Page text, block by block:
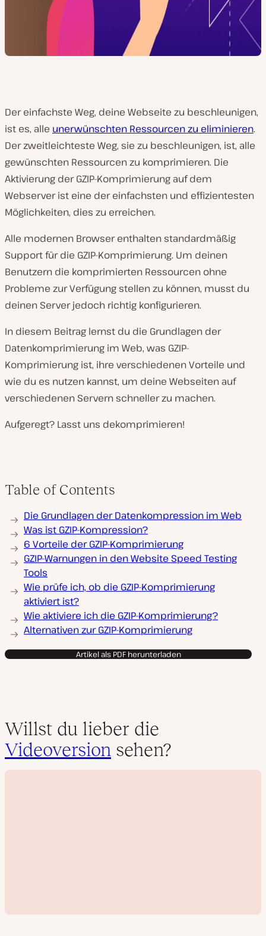
Der einfachste Weg, deine Webseite zu beschleunigen,
ist es, alle unerwünschten Ressourcen zu eliminieren.
Der zweitleichteste Weg, sie zu beschleunigen, ist, alle
gewünschten Ressourcen zu komprimieren. Die
Aktivierung der GZIP-Komprimierung auf dem
Webserver ist eine der einfachsten und effizientesten
Möglichkeiten, dies zu erreichen.
Alle modernen Browser enthalten standardmäßig
Support für die GZIP-Komprimierung. Um deinen
Benutzern die komprimierten Ressourcen ohne
Probleme zur Verfügung stellen zu können, musst du
deinen Server jedoch richtig konfigurieren.
In diesem Beitrag lernst du die Grundlagen der
Datenkomprimierung im Web, was GZIP-
Komprimierung ist, ihre verschiedenen Vorteile und
wie du es nutzen kannst, um deine Webseiten auf
verschiedenen Servern schneller zu machen.
Aufgeregt? Lasst uns dekomprimieren!
Table of Contents
Die Grundlagen der Datenkompression im Web
Was ist GZIP-Kompression?
6 Vorteile der GZIP-Komprimierung
GZIP-Warnungen in den Website Speed Testing
Tools
Wie prüfe ich, ob die GZIP-Komprimierung
aktiviert ist?
Wie aktiviere ich die GZIP-Komprimierung?
Alternativen zur GZIP-Komprimierung
Artikel als PDF herunterladen
Willst du lieber die
Videoversion sehen?